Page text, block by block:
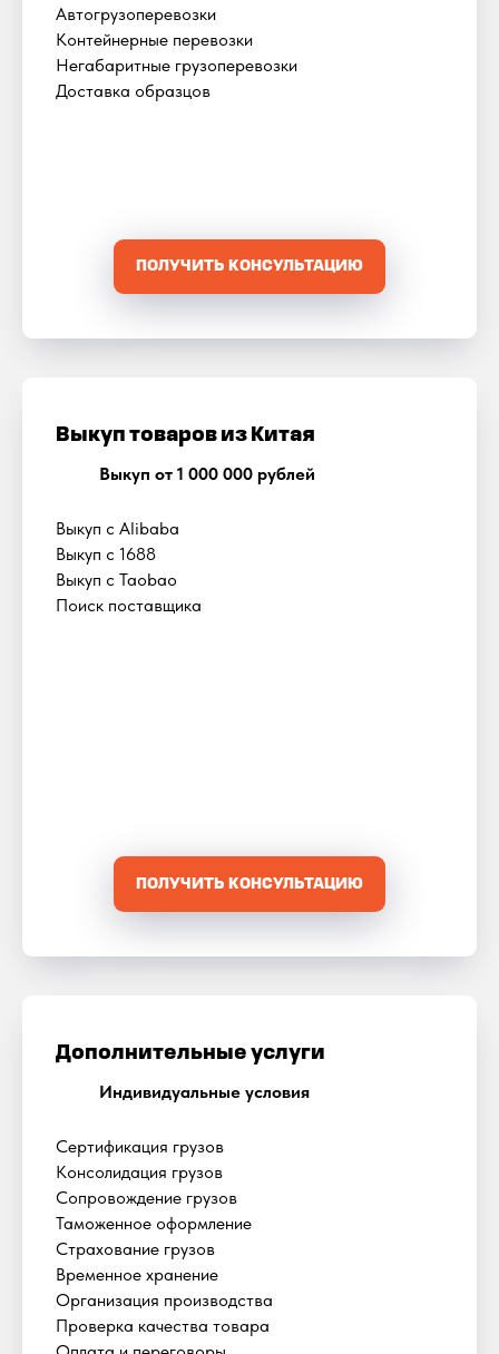
Автогрузоперевозки
Контейнерные перевозки
Негабаритные грузоперевозки
Доставка образцов
ПОЛУЧИТЬ КОНСУЛЬТАЦИЮ
Выкуп товаров из Китая
Выкуп от 1 000 000 рублей
Выкуп с Alibaba
Выкуп с 1688
Выкуп с Taobao
Поиск поставщика
ПОЛУЧИТЬ КОНСУЛЬТАЦИЮ
Дополнительные услуги
Индивидуальные условия
Сертификация грузов
Консолидация грузов
Сопровождение грузов
Таможенное оформление
Страхование грузов
Временное хранение
Организация производства
Проверка качества товара